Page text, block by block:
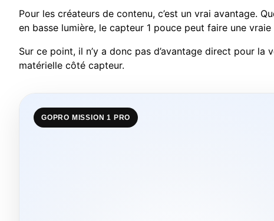
Pour les créateurs de contenu, c’est un vrai avantage.
en basse lumière, le capteur 1 pouce peut faire une
Sur ce point, il n’y a donc pas d’avantage direct pour la
matérielle côté capteur.
GOPRO MISSION 1 PRO